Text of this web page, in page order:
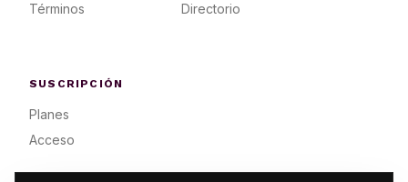
Términos
Directorio
SUSCRIPCIÓN
Planes
Acceso